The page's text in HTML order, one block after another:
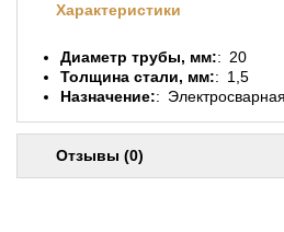
Характеристики
Диаметр трубы, мм:
20
Толщина стали, мм:
1,5
Назначение:
Электросварная
Отзывы (0)